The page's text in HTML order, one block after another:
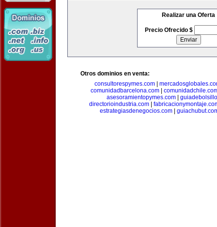
Realizar una Oferta
Precio Ofrecido $
Otros dominios en venta:
consultorespymes.com
comunidadbarcelona.com|
asesoramientopymes.com
directorioindustria.com|
estrategiasdenegocios.com